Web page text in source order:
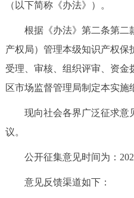
便民服务 利
中介服务 阳
参与调查 在
（以下简称《办法》）。
根据《办法》第二条第二
产权局）管理本级知识产权保
受理、审核、组织评审、资金
区市场监督管理局制定本实施
现向社会各界广泛征求意
议。
公开征集意见时间为：2026
意见反馈渠道如下：